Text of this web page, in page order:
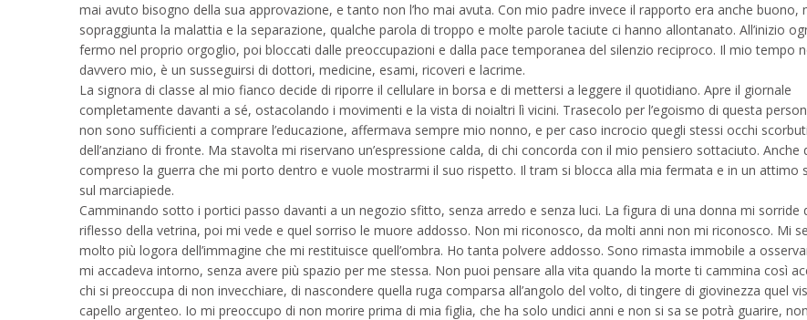
mai avuto bisogno della sua approvazione, e tanto non l’ho mai avuta. Con mio padre invece il rapporto era anche buono,
sopraggiunta la malattia e la separazione, qualche parola di troppo e molte parole taciute ci hanno allontanato. All’inizio
fermo nel proprio orgoglio, poi bloccati dalle preoccupazioni e dalla pace temporanea del silenzio reciproco. Il mio tempo
davvero mio, è un susseguirsi di dottori, medicine, esami, ricoveri e lacrime.
La signora di classe al mio fianco decide di riporre il cellulare in borsa e di mettersi a leggere il quotidiano. Apre il giornale
completamente davanti a sé, ostacolando i movimenti e la vista di noialtri lì vicini. Trasecolo per l’egoismo di questa
non sono sufficienti a comprare l’educazione, affermava sempre mio nonno, e per caso incrocio quegli stessi occhi
dell’anziano di fronte. Ma stavolta mi riservano un’espressione calda, di chi concorda con il mio pensiero sottaciuto. Anche
compreso la guerra che mi porto dentro e vuole mostrarmi il suo rispetto. Il tram si blocca alla mia fermata e in un attimo
sul marciapiede.
Camminando sotto i portici passo davanti a un negozio sfitto, senza arredo e senza luci. La figura di una donna mi sorride
riflesso della vetrina, poi mi vede e quel sorriso le muore addosso. Non mi riconosco, da molti anni non mi riconosco. Mi
molto più logora dell’immagine che mi restituisce quell’ombra. Ho tanta polvere addosso. Sono rimasta immobile a
mi accadeva intorno, senza avere più spazio per me stessa. Non puoi pensare alla vita quando la morte ti cammina così
chi si preoccupa di non invecchiare, di nascondere quella ruga comparsa all’angolo del volto, di tingere di giovinezza quel
capello argenteo. Io mi preoccupo di non morire prima di mia figlia, che ha solo undici anni e non si sa se potrà guarire,